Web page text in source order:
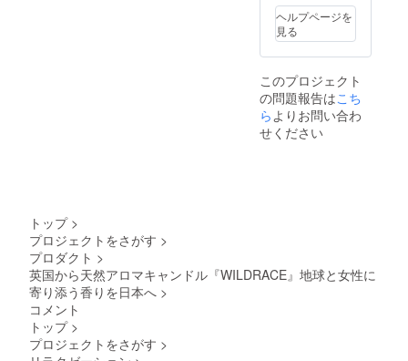
からの
手紙 特
別な人
への贈
り物と
して
も、自
分への
体験で
（ミニ3
個） ・
【日本
未発売&
定】
「雨上
がりの
森」を
イメー
ナルポ
ンだ
け。本
気で香
りのあ
しを楽
しみた
い方
へ。
【セッ
類 ・
フト
セット
まで…
Wildrac
をまる
ごと体
感でき
る、ア
ンバサ
のは、
このク
ヘルプページを
見る
このプロジェクト
の問題報告はこち
らよりお問い合わ
せください
トップ >
プロジェクトをさがす >
プロダクト >
英国から天然アロマキャンドル『WILDRACE』地球と女性に
寄り添う香りを日本へ >
コメント
トップ >
プロジェクトをさがす >